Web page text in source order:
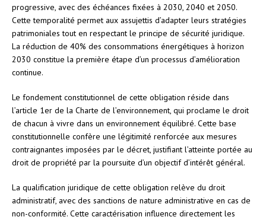
progressive, avec des échéances fixées à 2030, 2040 et 2050.
Cette temporalité permet aux assujettis d’adapter leurs stratégies
patrimoniales tout en respectant le principe de sécurité juridique.
La réduction de 40% des consommations énergétiques à horizon
2030 constitue la première étape d’un processus d’amélioration
continue.
Le fondement constitutionnel de cette obligation réside dans
l’article 1er de la Charte de l’environnement, qui proclame le droit
de chacun à vivre dans un environnement équilibré. Cette base
constitutionnelle confère une légitimité renforcée aux mesures
contraignantes imposées par le décret, justifiant l’atteinte portée au
droit de propriété par la poursuite d’un objectif d’intérêt général.
La qualification juridique de cette obligation relève du droit
administratif, avec des sanctions de nature administrative en cas de
non-conformité. Cette caractérisation influence directement les